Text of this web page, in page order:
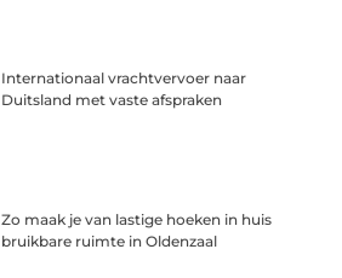
Internationaal vrachtvervoer naar
Duitsland met vaste afspraken
Zo maak je van lastige hoeken in huis
bruikbare ruimte in Oldenzaal